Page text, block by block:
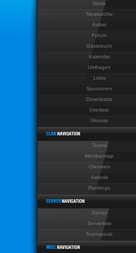
News
Newsarchiv
Artikel
Forum
Gästebuch
Kalender
Umfragen
Links
Sponsoren
Downloads
Userliste
Glossar
Teams
Membermap
Clanwars
Awards
Rankings
Server
Serverliste
Teamspeak